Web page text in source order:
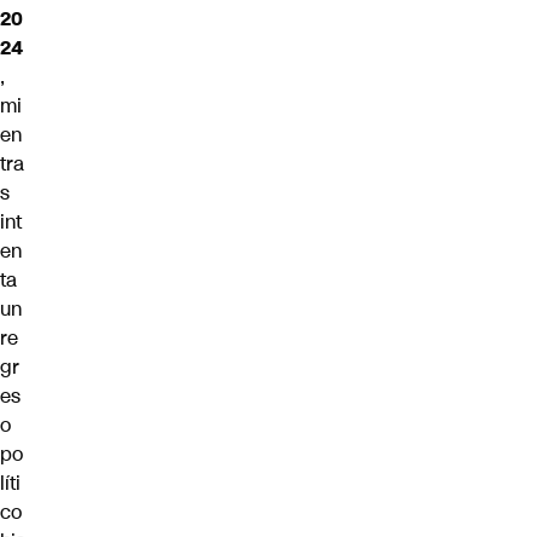
20
24
,
mi
en
tra
s
int
en
ta
un
re
gr
es
o
po
líti
co